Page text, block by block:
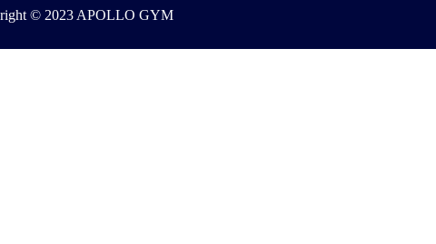
© 2023 APOLLO GYM